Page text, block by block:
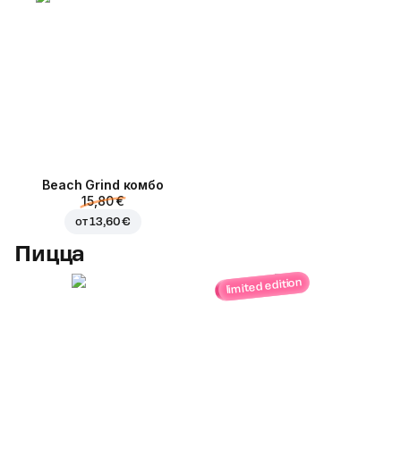
Beach Grind комбо
15,80 €
от13,60 €
Пицца
limited edition